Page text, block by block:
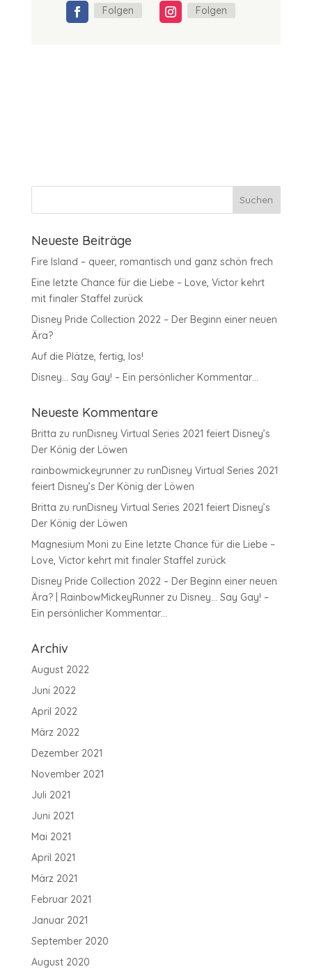
Folgen Folgen
Neueste Beiträge
Fire Island – queer, romantisch und ganz schön frech
Eine letzte Chance für die Liebe – Love, Victor kehrt
mit finaler Staffel zurück
Disney Pride Collection 2022 – Der Beginn einer neuen
Ära?
Auf die Plätze, fertig, los!
Disney… Say Gay! – Ein persönlicher Kommentar…
Neueste Kommentare
Britta zu runDisney Virtual Series 2021 feiert Disney’s
Der König der Löwen
rainbowmickeyrunnerzu runDisney Virtual Series 2021
feiert Disney’s Der König der Löwen
Britta zu runDisney Virtual Series 2021 feiert Disney’s
Der König der Löwen
Magnesium Moni zu Eine letzte Chance für die Liebe –
Love, Victor kehrt mit finaler Staffel zurück
Disney Pride Collection 2022 – Der Beginn einer neuen
Ära? | RainbowMickeyRunnerzu Disney… Say Gay! –
Ein persönlicher Kommentar…
Archiv
August 2022
Juni 2022
April 2022
März 2022
Dezember 2021
November 2021
Juli 2021
Juni 2021
Mai 2021
April 2021
März 2021
Februar 2021
Januar 2021
September 2020
August 2020